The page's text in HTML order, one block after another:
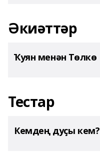
Әкиәттәр
Ҡуян менән Төлкө
Тестар
Кемдең дуҫы кем?